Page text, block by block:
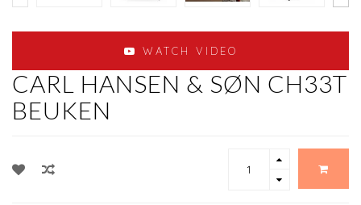
WATCH VIDEO
CARL HANSEN & SØN CH33T
BEUKEN